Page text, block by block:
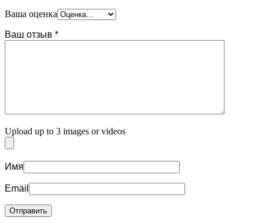
Ваша оценка
Ваш отзыв *
Upload up to 3 images or videos
Имя
Email